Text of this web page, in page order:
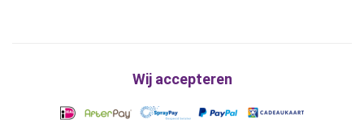
Wij accepteren